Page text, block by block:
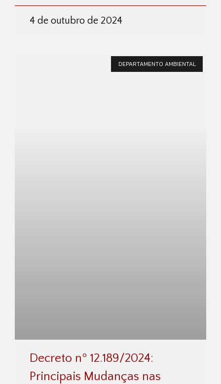
4 de outubro de 2024
DEPARTAMENTO AMBIENTAL
Decreto nº 12.189/2024:
Principais Mudanças nas